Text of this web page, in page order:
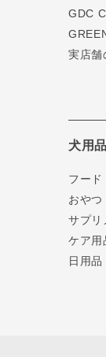
GDC
実店舗
犬用品
フード
おやつ
サプリ
ケア用
日用品